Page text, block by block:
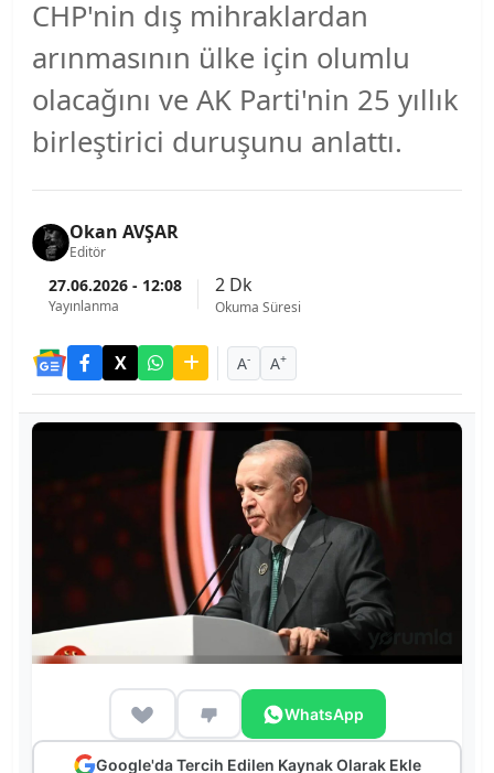
CHP'nin dış mihraklardan
arınmasının ülke için olumlu
olacağını ve AK Parti'nin 25 yıllık
birleştirici duruşunu anlattı.
Okan AVŞAR
Editör
27.06.2026 - 12:08
Yayınlanma
2 Dk
Okuma Süresi
A- A+
WhatsApp
Google'da Tercih Edilen Kaynak Olarak Ekle